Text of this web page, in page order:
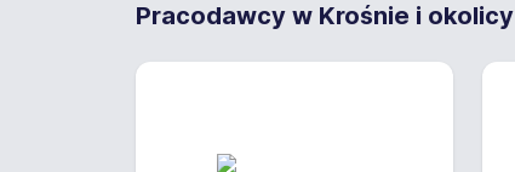
Pracodawcy w Krośnie i okolicy